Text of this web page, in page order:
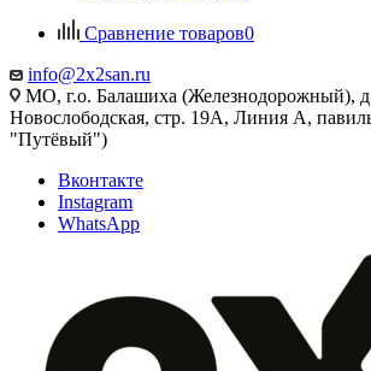
Сравнение товаров0
info@2x2san.ru
МО, г.о. Балашиха (Железнодорожный),
Новослободская, стр. 19А, Линия А,
"Путёвый")
Вконтакте
Instagram
WhatsApp